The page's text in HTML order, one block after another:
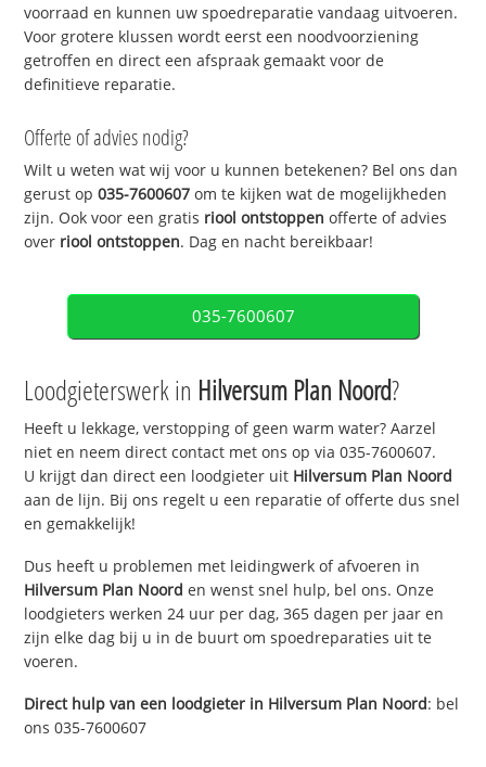
voorraad en kunnen uw spoedreparatie vandaag uitvoeren.
Voor grotere klussen wordt eerst een noodvoorziening
getroffen en direct een afspraak gemaakt voor de
definitieve reparatie.
Offerte of advies nodig?
Wilt u weten wat wij voor u kunnen betekenen? Bel ons dan
gerust op035-7600607 om te kijken wat de mogelijkheden
zijn. Ook voor een gratis riool ontstoppen offerte of advies
over riool ontstoppen. Dag en nacht bereikbaar!
035-7600607
Loodgieterswerk in Hilversum Plan Noord?
Heeft u lekkage, verstopping of geen warm water? Aarzel
niet en neem direct contact met ons op via 035-7600607.
U krijgt dan direct een loodgieter uit Hilversum Plan Noord
aan de lijn. Bij ons regelt u een reparatie of offerte dus snel
en gemakkelijk!
Dus heeft u problemen met leidingwerk of afvoeren in
Hilversum Plan Noord en wenst snel hulp, bel ons. Onze
loodgieters werken 24 uur per dag, 365 dagen per jaar en
zijn elke dag bij u in de buurt om spoedreparaties uit te
voeren.
Direct hulp van een loodgieter in Hilversum Plan Noord: bel
ons 035-7600607